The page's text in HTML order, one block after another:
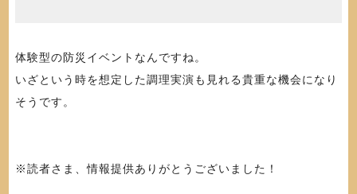
体験型の防災イベントなんですね。
いざという時を想定した調理実演も見れる貴重な機会になり
そうです。
※読者さま、情報提供ありがとうございました！